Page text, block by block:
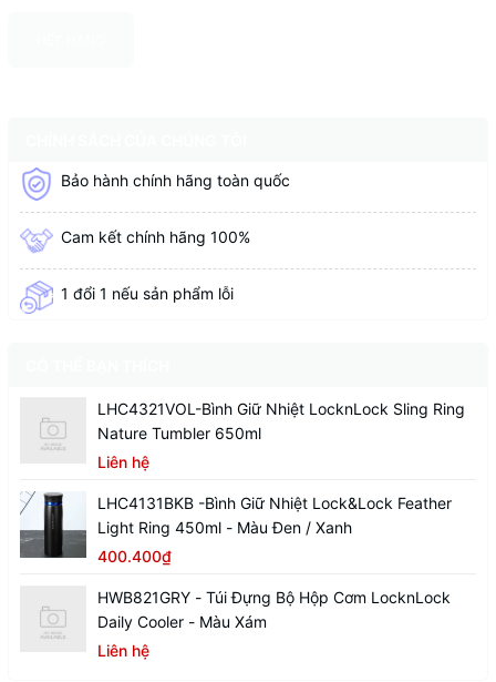
Bảo hành chính hãng toàn quốc
Cam kết chính hãng 100%
1 đổi 1 nếu sản phẩm lỗi
LHC4321VOL-Bình Giữ Nhiệt LocknLock Sling Ring
Nature Tumbler 650ml
Liên hệ
LHC4131BKB -Bình Giữ Nhiệt Lock&Lock Feather
Light Ring 450ml - Màu Đen / Xanh
400.400₫
HWB821GRY - Túi Đựng Bộ Hộp Cơm LocknLock
Daily Cooler - Màu Xám
Liên hệ